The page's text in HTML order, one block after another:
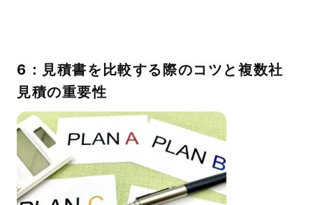
6：見積書を比較する際のコツと複数社
見積の重要性